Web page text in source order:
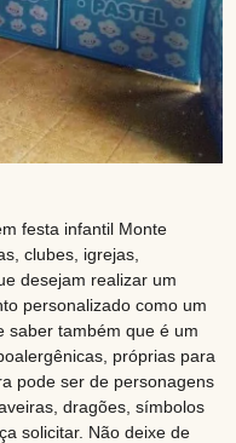
festa infantil Monte
clubes, igrejas,
desejam realizar um
personalizado como um
saber também que é um
próprias para
pode ser de personagens
dragões, símbolos
solicitar. Não deixe de